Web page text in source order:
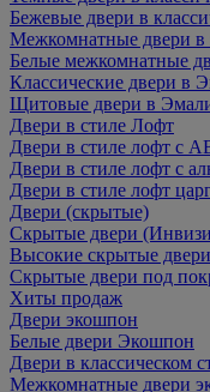
Бежевые двери в
Межкомнатные двери в
Белые межкомнатные
Классические двери в
Щитовые двери в
Двери в стиле Лофт
Двери в стиле лофт с
Двери в стиле лофт с
Двери в стиле лофт
Двери (скрытые)
Скрытые двери
Высокие скрытые
Скрытые двери под
Хиты продаж
Двери экошпон
Белые двери Экошпон
Двери в классическом
Межкомнатные двери